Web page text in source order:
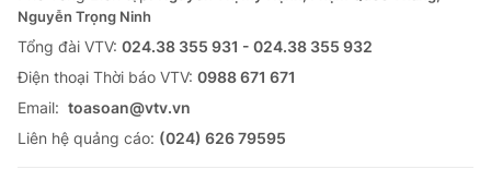
Nguyễn Trọng Ninh
Tổng đài VTV: 024.38 355 931 - 024.38 355 932
Ðiện thoại Thời báo VTV: 0988 671 671
Email: toasoan@vtv.vn
Liên hệ quảng cáo: (024) 626 79595